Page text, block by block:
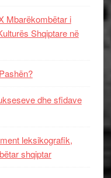
Mbarëkombëtar i
Shqiptare në
dhe sfidave
leksikografik,
shqiptar